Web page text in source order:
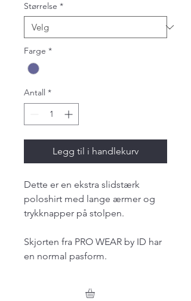
Størrelse *
Farge *
Antall *
Legg til i handlekurv
Dette er en ekstra slidstærk
poloshirt med lange ærmer og
trykknapper på stolpen.
Skjorten fra PRO WEAR by ID har
en normal pasform.